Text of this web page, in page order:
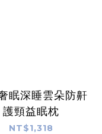
眠深睡雲朵防鼾
護頸益眠枕
NT$1,318